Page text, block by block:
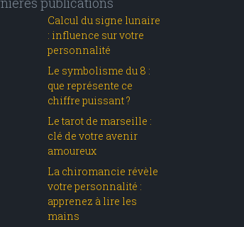
Calcul du signe lunaire
: influence sur votre
personnalité
Le symbolisme du 8 :
que représente ce
chiffre puissant ?
Le tarot de marseille :
clé de votre avenir
amoureux
La chiromancie révèle
votre personnalité :
apprenez à lire les
mains